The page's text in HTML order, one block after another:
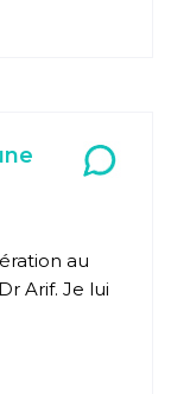
au
Arif. Je lui